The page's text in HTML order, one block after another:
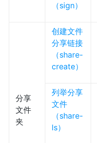
（sign）
分享
文件
夹
创建文件
分享链接
（share-
create）
列举分享
文件
（share-
ls）